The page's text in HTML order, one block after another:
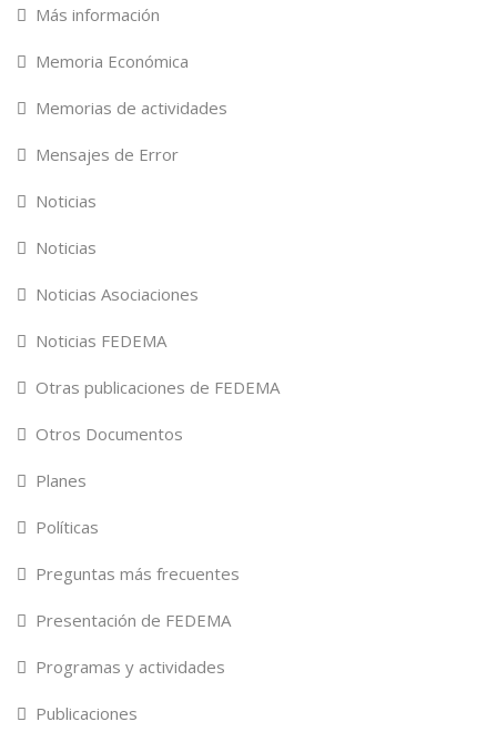
Más información
Memoria Económica
Memorias de actividades
Mensajes de Error
Noticias
Noticias
Noticias Asociaciones
Noticias FEDEMA
Otras publicaciones de FEDEMA
Otros Documentos
Planes
Políticas
Preguntas más frecuentes
Presentación de FEDEMA
Programas y actividades
Publicaciones